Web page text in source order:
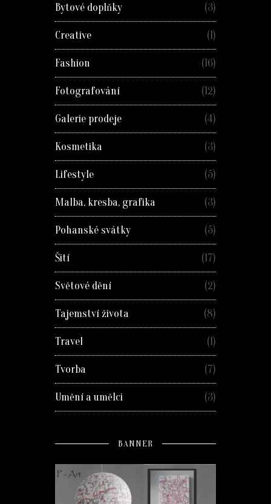
Bytové doplňky (3)
Creative (1)
Fashion (16)
Fotografování (12)
Galerie prodeje (4)
Kosmetika (3)
Lifestyle (5)
Malba, kresba, grafika (3)
Pohanské svátky (5)
Šití (17)
Světové dění (2)
Tajemství života (8)
Travel (1)
Tvorba (7)
Umění a umělci (3)
BANNER